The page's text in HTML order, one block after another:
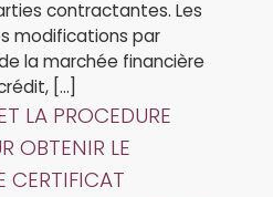
contractantes. Les
modifications par
la marchée financière
[…]
LA PROCEDURE
OBTENIR LE
CERTIFICAT